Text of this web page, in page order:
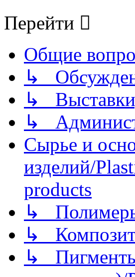
Перейти
Общие
↳
↳
↳
Сырье и
изделий/
products
↳
↳
↳